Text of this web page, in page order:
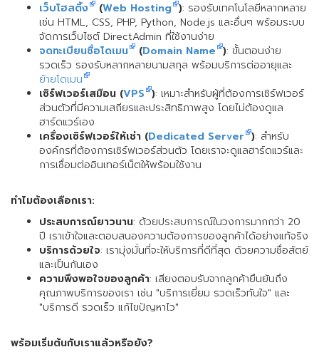
เว็บโฮสติ้ง
(Web Hosting ): รองรับเทคโนโลยีหลากหลาย
เช่น HTML, CSS, PHP, Python, Node.js และอื่นๆ พร้อมระบบ
จัดการเว็บไซต์ DirectAdmin ที่ใช้งานง่าย
จดทะเบียนชื่อโดเมน
(Domain Name ): ขั้นตอนง่าย
รวดเร็ว รองรับหลากหลายนามสกุล พร้อมบริการต่ออายุและ
ย้ายโดเมน
เซิร์ฟเวอร์เสมือน (VPS ): เหมาะสำหรับผู้ที่ต้องการเซิร์ฟเวอร์
ส่วนตัวที่มีความเสถียรและประสิทธิภาพสูง โดยไม่ต้องดูแล
ฮาร์ดแวร์เอง
เครื่องเซิร์ฟเวอร์ให้เช่า (Dedicated Server ): สำหรับ
องค์กรที่ต้องการเซิร์ฟเวอร์ส่วนตัว โดยเราจะดูแลฮาร์ดแวร์และ
การเชื่อมต่ออินเทอร์เน็ตให้พร้อมใช้งาน
ทำไมต้องเลือกเรา:
ประสบการณ์ยาวนาน: ด้วยประสบการณ์ในวงการมากกว่า 20
ปี เราเข้าใจและตอบสนองความต้องการของลูกค้าได้อย่างแท้จริง
บริการด้วยใจ: เรามุ่งมั่นที่จะให้บริการที่ดีที่สุด ด้วยความซื่อสัตย์
และเป็นกันเอง
ความพึงพอใจของลูกค้า: เสียงตอบรับจากลูกค้ายืนยันถึง
คุณภาพบริการของเรา เช่น "บริการเยี่ยม รวดเร็วทันใจ" และ
"บริการดี รวดเร็ว แก้ไขปัญหาไว"
พร้อมเริ่มต้นกับเราแล้วหรือยัง?